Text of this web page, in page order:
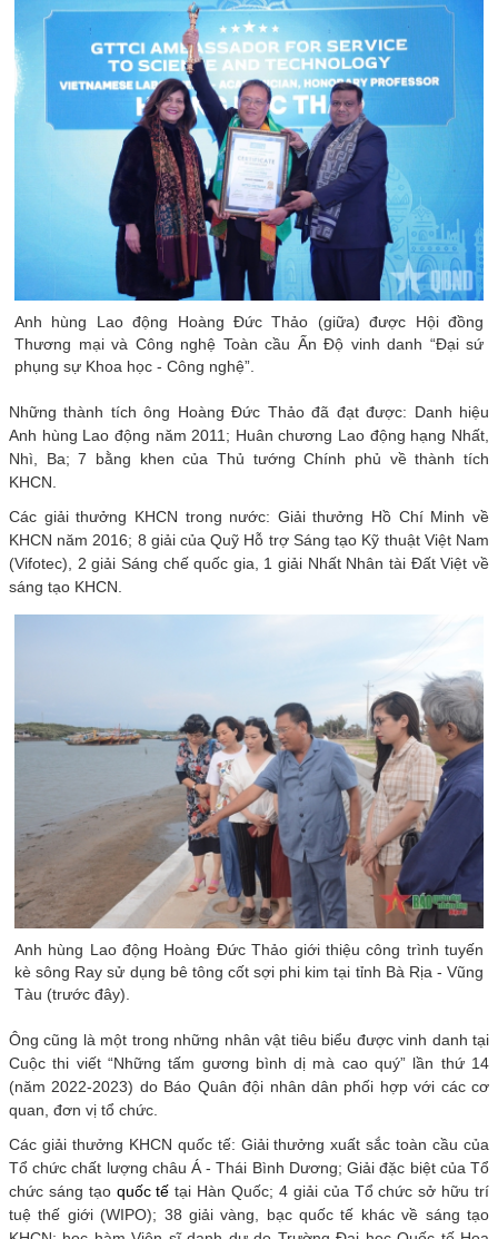
Anh hùng Lao động Hoàng Đức Thảo (giữa) được Hội đồng
Thương mại và Công nghệ Toàn cầu Ấn Độ vinh danh “Đại sứ
phụng sự Khoa học - Công nghệ”.
Những thành tích ông Hoàng Đức Thảo đã đạt được: Danh hiệu
Anh hùng Lao động năm 2011; Huân chương Lao động hạng Nhất,
Nhì, Ba; 7 bằng khen của Thủ tướng Chính phủ về thành tích
KHCN.
Các giải thưởng KHCN trong nước: Giải thưởng Hồ Chí Minh về
KHCN năm 2016; 8 giải của Quỹ Hỗ trợ Sáng tạo Kỹ thuật Việt Nam
(Vifotec), 2 giải Sáng chế quốc gia, 1 giải Nhất Nhân tài Đất Việt về
sáng tạo KHCN.
Anh hùng Lao động Hoàng Đức Thảo giới thiệu công trình tuyến
kè sông Ray sử dụng bê tông cốt sợi phi kim tại tỉnh Bà Rịa - Vũng
Tàu (trước đây).
Ông cũng là một trong những nhân vật tiêu biểu được vinh danh tại
Cuộc thi viết “Những tấm gương bình dị mà cao quý” lần thứ 14
(năm 2022-2023) do Báo Quân đội nhân dân phối hợp với các cơ
quan, đơn vị tổ chức.
Các giải thưởng KHCN quốc tế: Giải thưởng xuất sắc toàn cầu của
Tổ chức chất lượng châu Á - Thái Bình Dương; Giải đặc biệt của Tổ
chức sáng tạo quốc tế tại Hàn Quốc; 4 giải của Tổ chức sở hữu trí
tuệ thế giới (WIPO); 38 giải vàng, bạc quốc tế khác về sáng tạo